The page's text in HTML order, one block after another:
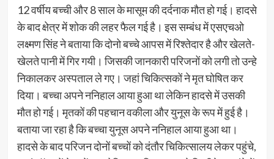
12 वर्षीय बच्ची और 8 साल के मासूम की दर्दनाक मौत हो गई। हादसे
के बाद क्षेत्र में शोक की लहर फैल गई है। इस सम्बंध में एसएचओ
लक्ष्मण सिंह ने बताया कि दोनो बच्चे आपस में रिश्तेदार है और खेलते-
खेलते पानी में गिर गयी। जिसकी जानकारी परिजनों को लगी तो उन्हे
निकालकर अस्पताल ले गए। जहां चिकित्सकों ने मृत घोषित कर
दिया। बच्चा अपने ननिहाल आया हुआ था लेकिन हादसे में उसकी
मौत हो गई। मृतकों की पहचान वकीला और युनूस के रूप में हुई है।
बताया जा रहा है कि बच्चा युनूस अपने ननिहाल आया हुआ था।
हादसे के बाद परिजन दोनों बच्चों को दंतौर चिकित्सालय लेकर पहुंचे,